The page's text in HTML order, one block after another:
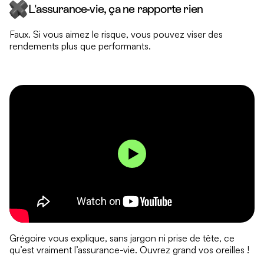
L'assurance-vie, ça ne rapporte rien
Faux. Si vous aimez le risque, vous pouvez viser des
rendements plus que performants.
Grégoire vous explique, sans jargon ni prise de tête, ce
qu’est vraiment l’assurance-vie. Ouvrez grand vos oreilles !